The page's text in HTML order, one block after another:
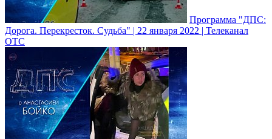
Программа "ДПС:
Дорога. Перекресток. Судьба" | 22 января 2022 | Телеканал
ОТС